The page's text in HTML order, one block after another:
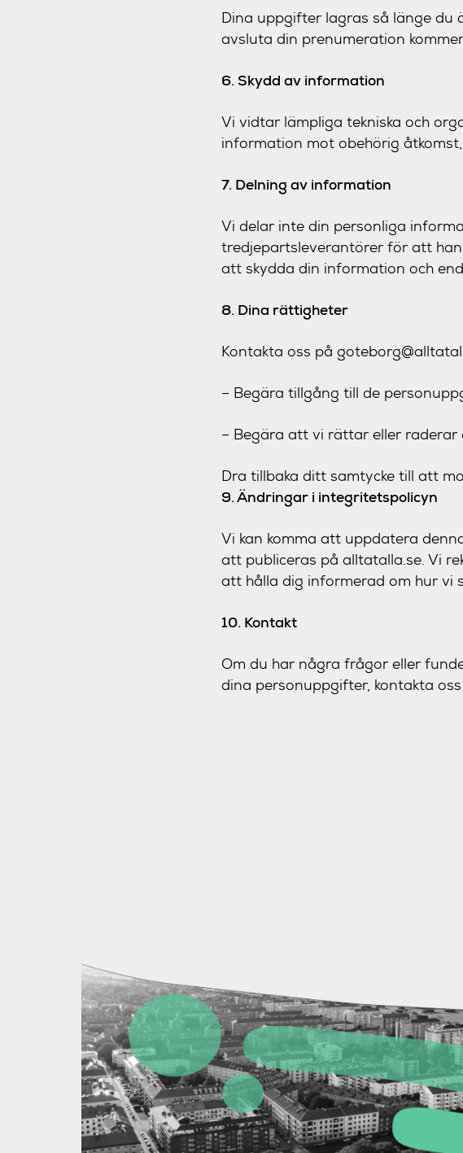
Dina uppgifter lagras så länge du
avsluta din prenumeration
6. Skydd av information
Vi vidtar lämpliga tekniska och
information mot obehörig
7. Delning av information
Vi delar inte din personliga
tredjepartsleverantörer för att
att skydda din information och
8. Dina rättigheter
Kontakta oss på
– Begära tillgång till de
– Begära att vi rättar eller
Dra tillbaka ditt samtycke till att
9. Ändringar i integritetspolicyn
Vi kan komma att uppdatera
att publiceras på alltatalla.se. Vi
att hålla dig informerad om hur vi
10. Kontakt
Om du har några frågor eller
dina personuppgifter, kontakta